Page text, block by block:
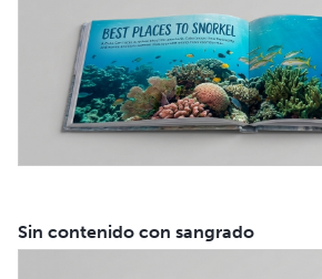
Sin contenido con sangrado